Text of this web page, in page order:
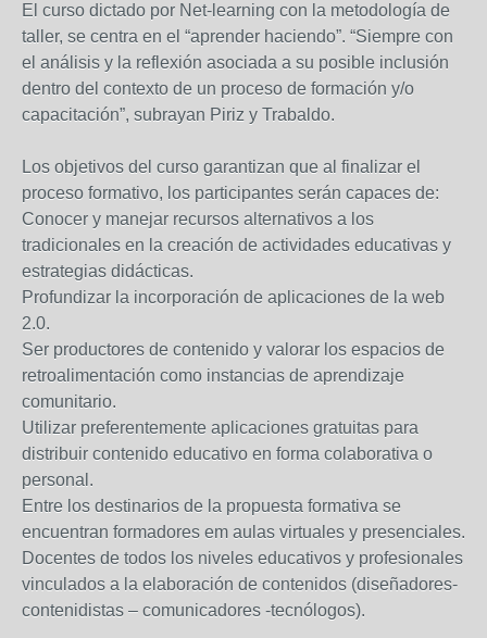
El curso dictado por Net-learning con la metodología de
taller, se centra en el “aprender haciendo”. “Siempre con
el análisis y la reflexión asociada a su posible inclusión
dentro del contexto de un proceso de formación y/o
capacitación”, subrayan Piriz y Trabaldo.
Los objetivos del curso garantizan que al finalizar el
proceso formativo, los participantes serán capaces de:
Conocer y manejar recursos alternativos a los
tradicionales en la creación de actividades educativas y
estrategias didácticas.
Profundizar la incorporación de aplicaciones de la web
2.0.
Ser productores de contenido y valorar los espacios de
retroalimentación como instancias de aprendizaje
comunitario.
Utilizar preferentemente aplicaciones gratuitas para
distribuir contenido educativo en forma colaborativa o
personal.
Entre los destinarios de la propuesta formativa se
encuentran formadores em aulas virtuales y presenciales.
Docentes de todos los niveles educativos y profesionales
vinculados a la elaboración de contenidos (diseñadores-
contenidistas – comunicadores -tecnólogos).